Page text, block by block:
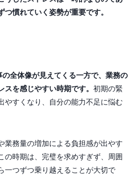
慣れていく姿勢が重要です。
全体像が見えてくる一方で、業務の
を感じやすい時期です。 初期の緊
やすくなり、自分の能力不足に悩む
業務量の増加による負担感が出やす
の時期は、完璧を求めすぎず、周囲
一つずつ乗り越えることが大切で